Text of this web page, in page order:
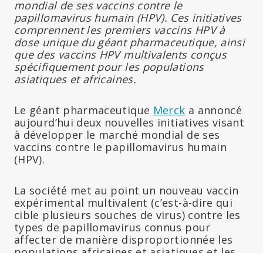
mondial de ses vaccins contre le
papillomavirus humain (HPV). Ces initiatives
comprennent les premiers vaccins HPV à
dose unique du géant pharmaceutique, ainsi
que des vaccins HPV multivalents conçus
spécifiquement pour les populations
asiatiques et africaines.
Le géant pharmaceutique Merck a annoncé
aujourd’hui deux nouvelles initiatives visant
à développer le marché mondial de ses
vaccins contre le papillomavirus humain
(HPV).
La société met au point un nouveau vaccin
expérimental multivalent (c’est-à-dire qui
cible plusieurs souches de virus) contre les
types de papillomavirus connus pour
affecter de manière disproportionnée les